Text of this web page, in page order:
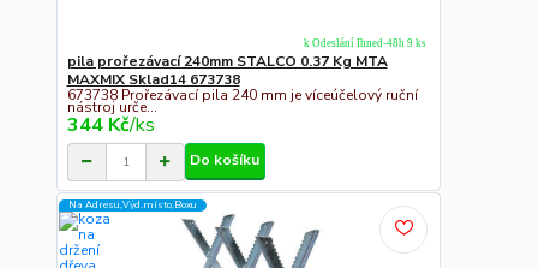
pila prořezávací 240mm STALCO 0.37 Kg MTA
MAXMIX Sklad14 673738
673738 Prořezávací pila 240 mm je víceúčelový ruční
nástroj urče...
344 Kč/ks
k Odeslání Ihned-48h 9 ks
Do košíku
Na Adresu,Výd.místo,Boxu